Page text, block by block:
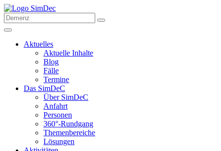
Aktuelles
Aktuelle Inhalte
Blog
Fälle
Termine
Das SimDeC
Über SimDeC
Anfahrt
Personen
360°-Rundgang
Themenbereiche
Lösungen